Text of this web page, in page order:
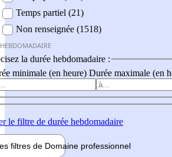
Temps partiel (21)
Non renseignée (1518)
la durée hebdomadaire :
minimale (en heure) Durée maximale (en
le filtre de durée hebdomadaire
filtres de Domaine professionnel